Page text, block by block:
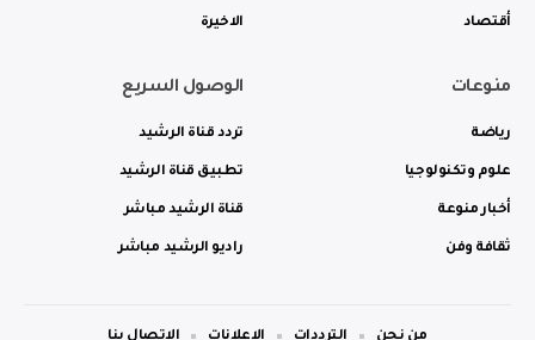
أقتصاد الاخيرة
منوعات
رياضة
علوم وتكنولوجيا
أخبار منوعة
ثقافة وفن
الوصول السريع
تردد قناة الرشيد
تطبيق قناة الرشيد
قناة الرشيد مباشر
راديو الرشيد مباشر